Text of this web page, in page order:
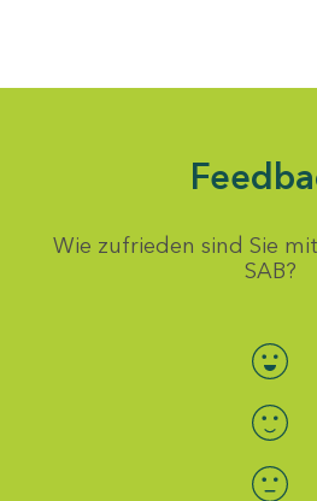
Wie zufrieden sind Sie
SAB?